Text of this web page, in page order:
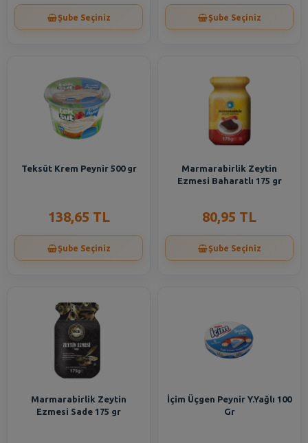
Şube Seçiniz Şube Seçiniz
Teksüt Krem Peynir 500 gr
138,65 TL
Şube Seçiniz
Marmarabirlik Zeytin
Ezmesi Baharatlı 175 gr
80,95 TL
Şube Seçiniz
Marmarabirlik Zeytin
Ezmesi Sade 175 gr
İçim Üçgen Peynir Y.Yağlı 100
Gr